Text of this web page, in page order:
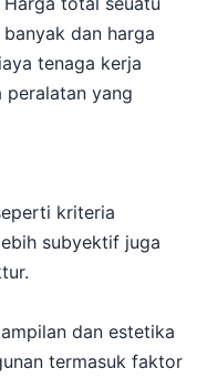
dan harga
tenaga kerja
peralatan yang
kriteria
subyektif juga
dan estetika
termasuk faktor